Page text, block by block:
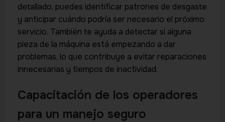
detallado, puedes identificar patrones de desgaste
y anticipar cuándo podría ser necesario el próximo
servicio. También te ayuda a detectar si alguna
pieza de la máquina está empezando a dar
problemas, lo que contribuye a evitar reparaciones
innecesarias y tiempos de inactividad.
Capacitación de los operadores
para un manejo seguro